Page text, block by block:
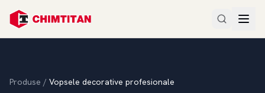
Produse / Vopsele decorative profesionale